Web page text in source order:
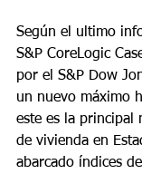
Según el ultimo
S&P CoreLogic
por el S&P Dow
un nuevo máximo
este es la principal
de vivienda en
abarcado índices